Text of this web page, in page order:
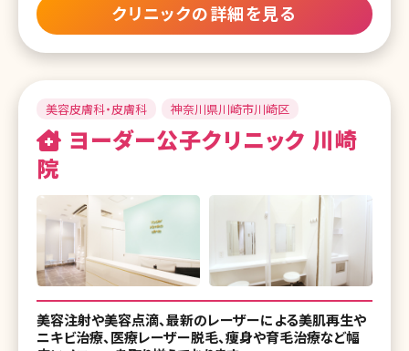
クリニックの詳細を見る
美容皮膚科・皮膚科 神奈川県川崎市川崎区
ヨーダー公子クリニック 川崎
院
美容注射や美容点滴、最新のレーザーによる美肌再生や
ニキビ治療、医療レーザー脱毛、痩身や育毛治療など幅